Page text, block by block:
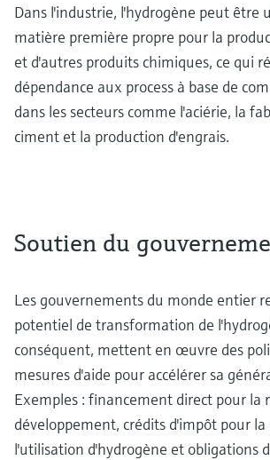
Dans l'industrie, l'hydrogène peut être
matière première propre pour la
et d'autres produits chimiques, ce qui
dépendance aux process à base de
dans les secteurs comme l'aciérie, la
ciment et la production d'engrais.
Soutien du
Les gouvernements du monde entier
potentiel de transformation de
conséquent, mettent en œuvre des
mesures d'aide pour accélérer sa
Exemples : financement direct pour la
développement, crédits d'impôt pour
l'utilisation d'hydrogène et obligations